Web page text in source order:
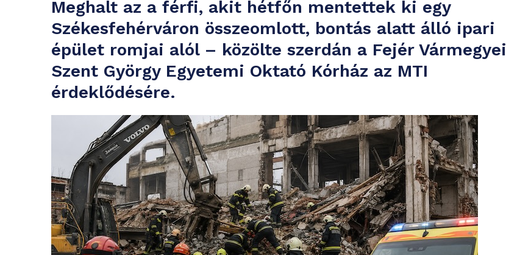
Meghalt az a férfi, akit hétfőn mentettek ki egy
Székesfehérváron összeomlott, bontás alatt álló ipari
épület romjai alól – közölte szerdán a Fejér Vármegyei
Szent György Egyetemi Oktató Kórház az MTI
érdeklődésére.